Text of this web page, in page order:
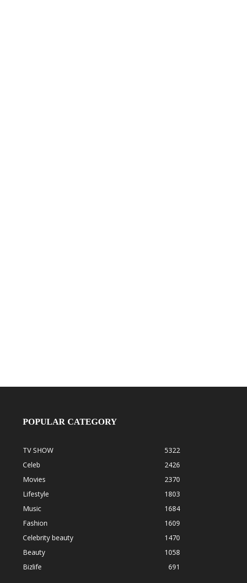
POPULAR CATEGORY
TV SHOW
5322
Celeb
2426
Movies
2370
Lifestyle
1803
Music
1684
Fashion
1609
Celebrity beauty
1470
Beauty
1058
Bizlife
691